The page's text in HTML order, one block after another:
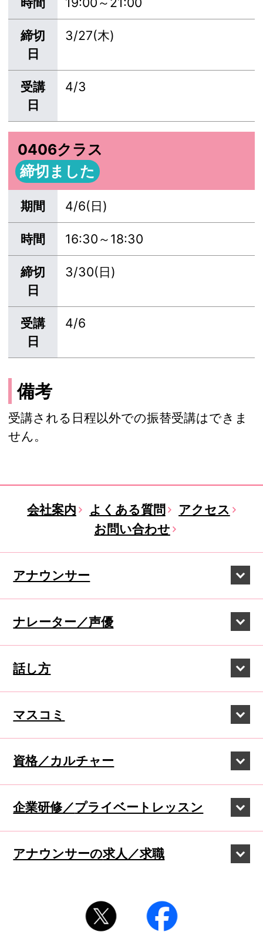
締切
日
3/27(木)
受講
日
4/3
0406クラス
締切ました
期間 4/6(日)
時間 16:30～18:30
締切
日
3/30(日)
受講
日
4/6
備考
受講される日程以外での振替受講はできま
せん。
会社案内 よくある質問
アクセス
お問い合わせ
アナウンサー
ナレーター／声優
話し方
マスコミ
資格／カルチャー
企業研修／プライベートレッスン
アナウンサーの求人／求職